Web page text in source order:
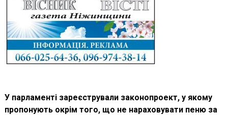
У парламенті зареєстрували законопроект, у якому
пропонують окрім того, що не нараховувати пеню за